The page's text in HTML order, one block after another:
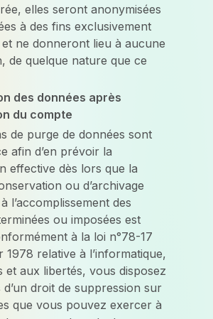
elles seront anonymisées
à des fins exclusivement
et ne donneront lieu à aucune
de quelque nature que ce
des données après
du compte
de purge de données sont
afin d’en prévoir la
effective dès lors que la
ou d’archivage
l’accomplissement des
ou imposées est
à la loi n°78-17
1978 relative à l’informatique,
et aux libertés, vous disposez
droit de suppression sur
que vous pouvez exercer à